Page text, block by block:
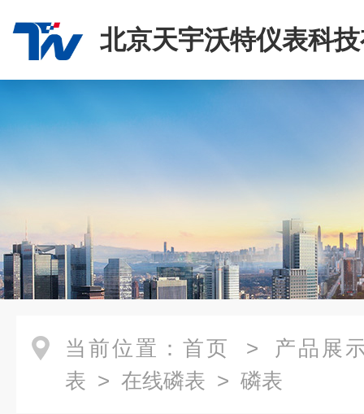
北京天宇沃特仪表科
司
当前位置： 首页 > 产品展
表 > 在线磷表 > 磷表